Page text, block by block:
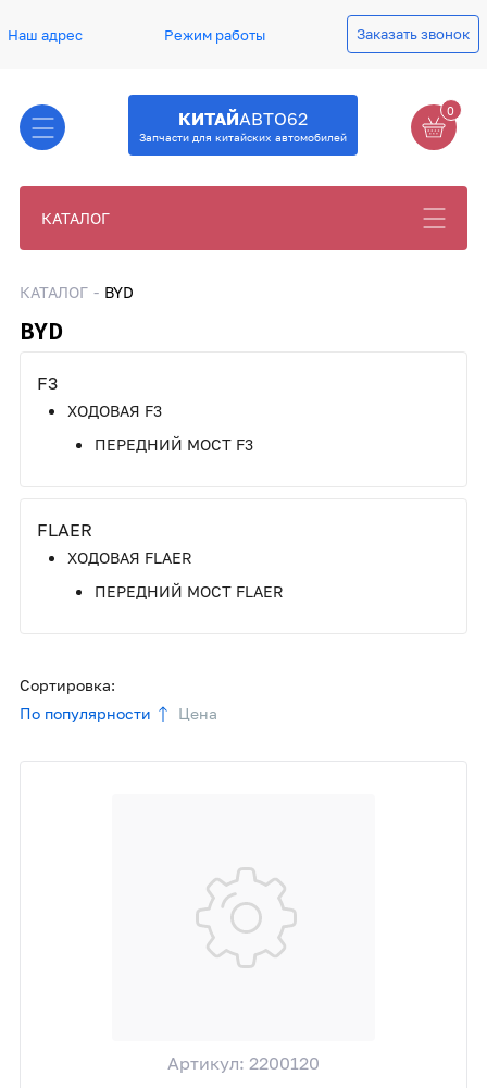
Наш адрес Режим работы Заказать звонок
КИТАЙАВТО62
Запчасти для китайских автомобилей
0
КАТАЛОГ
КАТАЛОГ BYD
BYD
F3
ХОДОВАЯ F3
ПЕРЕДНИЙ МОСТ F3
FLAER
ХОДОВАЯ FLAER
ПЕРЕДНИЙ МОСТ FLAER
Сортировка:
По популярности
Цена
Артикул: 2200120